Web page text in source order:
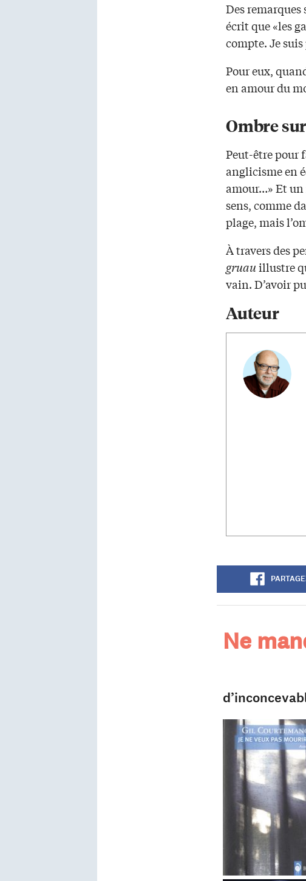
Des
écrit que «les
compte. Je
Pour eux,
en amour du
Ombre sur
Peut-être pour
anglicisme en
amour…» Et
sens, comme
plage, mais
À travers des
gruauillustre
vain. D’avoir
Auteur
Ne